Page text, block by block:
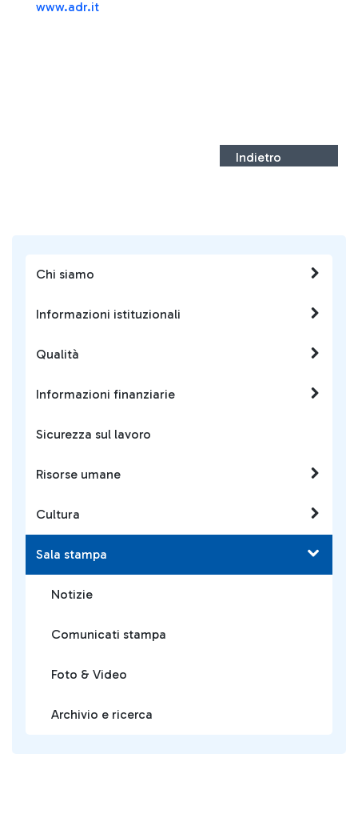
Chi siamo
Informazioni istituzionali
Qualità
Informazioni finanziarie
Sicurezza sul lavoro
Risorse umane
Cultura
Sala stampa
Notizie
Comunicati stampa
Foto & Video
Archivio e ricerca
www.adr.it
Indietro